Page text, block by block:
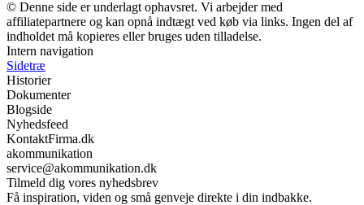
© Denne side er underlagt ophavsret. Vi arbejder med
affiliatepartnere og kan opnå indtægt ved køb via links. Ingen del af
indholdet må kopieres eller bruges uden tilladelse.
Intern navigation
Sidetræ
Historier
Dokumenter
Blogside
Nyhedsfeed
KontaktFirma.dk
akommunikation
service@akommunikation.dk
Tilmeld dig vores nyhedsbrev
Få inspiration, viden og små genveje direkte i din indbakke.